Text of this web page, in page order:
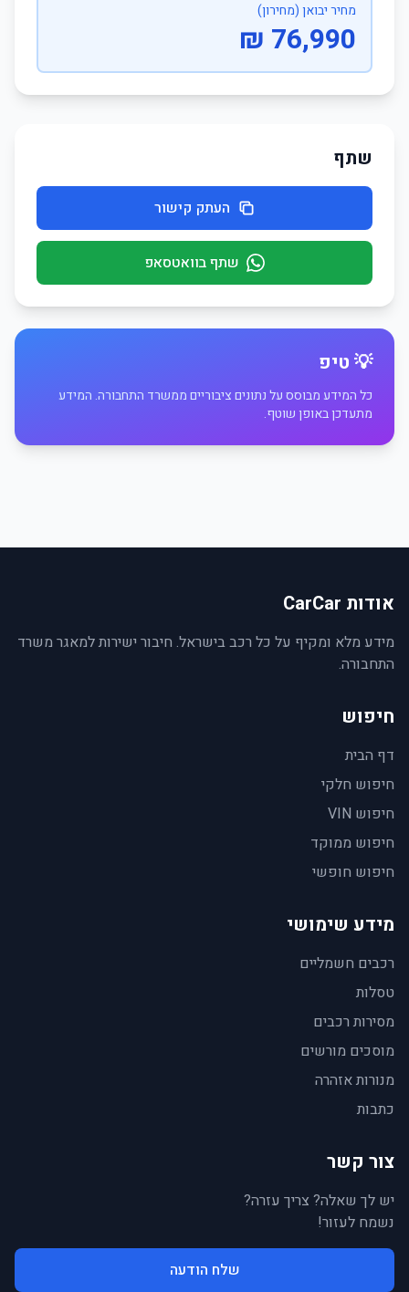
מחיר יבואן (מחירון)
76,990 ₪
שתף
העתק קישור
שתף בוואטסאפ
💡 טיפ
כל המידע מבוסס על נתונים ציבוריים ממשרד התחבורה. המידע
מתעדכן באופן שוטף.
אודות CarCar
מידע מלא ומקיף על כל רכב בישראל. חיבור ישירות למאגר משרד
התחבורה.
חיפוש
דף הבית
חיפוש חלקי
חיפוש VIN
חיפוש ממוקד
חיפוש חופשי
מידע שימושי
רכבים חשמליים
טסלות
מסירות רכבים
מוסכים מורשים
מנורות אזהרה
כתבות
צור קשר
יש לך שאלה? צריך עזרה?
נשמח לעזור!
שלח הודעה